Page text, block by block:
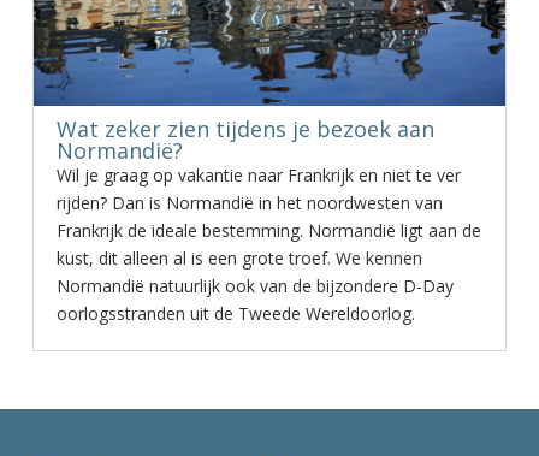
Wat zeker zien tijdens je bezoek aan
Normandië?
Wil je graag op vakantie naar Frankrijk en niet te ver
rijden? Dan is Normandië in het noordwesten van
Frankrijk de ideale bestemming. Normandië ligt aan de
kust, dit alleen al is een grote troef. We kennen
Normandië natuurlijk ook van de bijzondere D-Day
oorlogsstranden uit de Tweede Wereldoorlog.